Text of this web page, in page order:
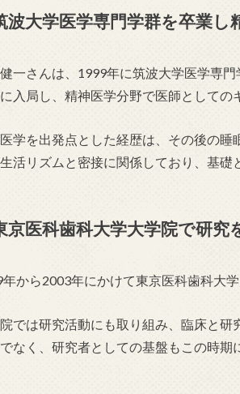
波大学医学専門学群を卒業し
一さんは、1999年に筑波大学医学専
入局し、精神医学分野で医師としての
学を出発点とした経歴は、その後の
活リズムと密接に関係しており、基礎
京医科歯科大学大学院で研究
年から2003年にかけて東京医科歯科大
では研究活動にも取り組み、臨床と
なく、研究者としての基盤もこの時期